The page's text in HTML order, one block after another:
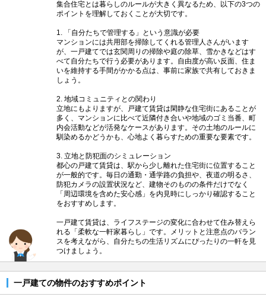
集合住宅とは暮らしのルールが大きく異なるため、以下の3つの
ポイントを理解しておくことが大切です。
1. 「自分たちで管理する」という意識が必要
マンションには共用部を掃除してくれる管理人さんがいます
が、一戸建てでは玄関周りの掃除や庭の除草、雪かきなどはす
べて自分たちで行う必要があります。自由度が高い反面、住ま
いを維持する手間がかかる点は、事前に家族で共有しておきま
しょう。
2. 地域コミュニティとの関わり
立地にもよりますが、戸建て賃貸は閑静な住宅街にあることが
多く、マンションに比べて近隣付き合いや地域のゴミ当番、町
内会活動などが活発なケースがあります。その土地のルールに
馴染めるかどうかも、心地よく暮らすための重要な要素です。
3. 立地と防犯面のシミュレーション
都心の戸建て賃貸は、駅から少し離れた住宅街に位置すること
が一般的です。毎日の通勤・通学路の負担や、夜道の明るさ、
防犯カメラの設置状況など、建物そのものの条件だけでなく
「周辺環境を含めた安心感」を内見時にしっかり確認すること
をおすすめします。
一戸建て賃貸は、ライフステージの変化に合わせて住み替えら
れる「柔軟な一軒家暮らし」です。メリットと注意点のバラン
スを考えながら、自分たちの生活リズムにぴったりの一軒を見
つけましょう。
一戸建ての物件のおすすめポイント